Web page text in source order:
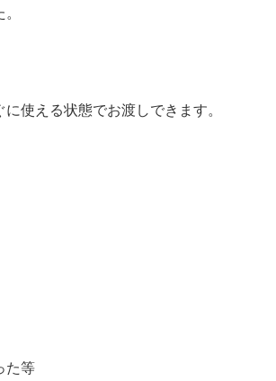
使える状態でお渡しできます。
た等